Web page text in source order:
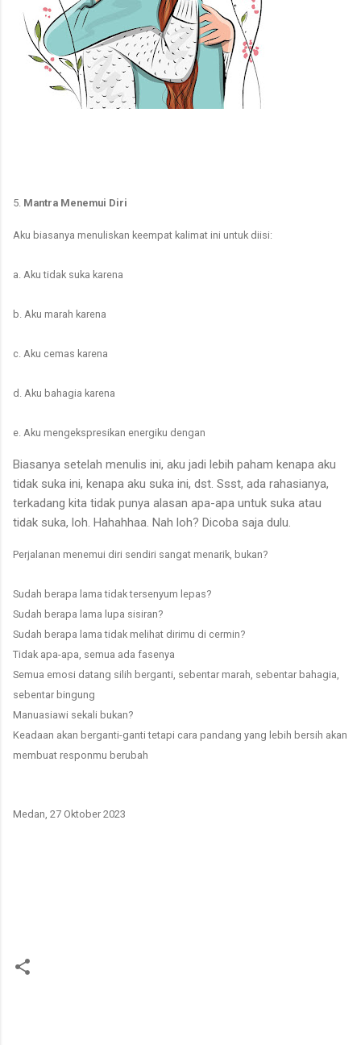
5. Mantra Menemui Diri
Aku biasanya menuliskan keempat kalimat ini untuk diisi:
a. Aku tidak suka karena
b. Aku marah karena
c. Aku cemas karena
d. Aku bahagia karena
e. Aku mengekspresikan energiku dengan
Biasanya setelah menulis ini, aku jadi lebih paham kenapa aku
tidak suka ini, kenapa aku suka ini, dst. Ssst, ada rahasianya,
terkadang kita tidak punya alasan apa-apa untuk suka atau
tidak suka, loh. Hahahhaa. Nah loh? Dicoba saja dulu.
Perjalanan menemui diri sendiri sangat menarik, bukan?
Sudah berapa lama tidak tersenyum lepas?
Sudah berapa lama lupa sisiran?
Sudah berapa lama tidak melihat dirimu di cermin?
Tidak apa-apa, semua ada fasenya
Semua emosi datang silih berganti, sebentar marah, sebentar bahagia,
sebentar bingung
Manuasiawi sekali bukan?
Keadaan akan berganti-ganti tetapi cara pandang yang lebih bersih akan
membuat responmu berubah
Medan, 27 Oktober 2023